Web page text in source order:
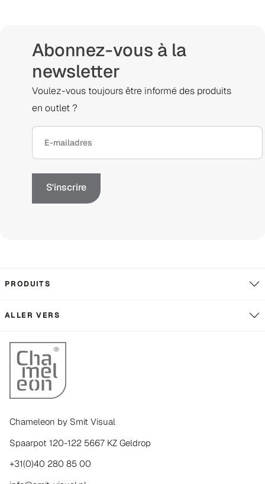
Abonnez-vous à la
newsletter
Voulez-vous toujours être informé des produits
en outlet ?
PRODUITS
ALLER VERS
Chameleon by Smit Visual
Spaarpot 120-122 5667 KZ Geldrop
+31(0)40 280 85 00